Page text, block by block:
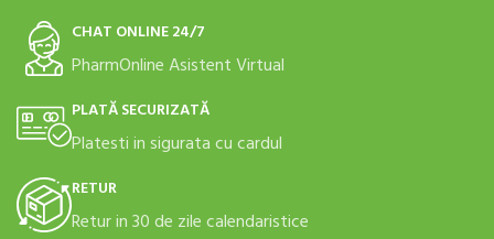
CHAT ONLINE 24/7
PharmOnline Asistent Virtual
PLATĂ SECURIZATĂ
Platesti in sigurata cu cardul
RETUR
Retur in 30 de zile calendaristice